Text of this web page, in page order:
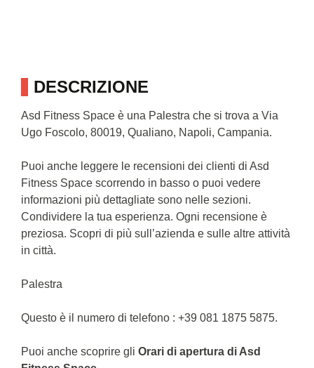
DESCRIZIONE
Asd Fitness Space è una Palestra che si trova a Via
Ugo Foscolo, 80019, Qualiano, Napoli, Campania.
Puoi anche leggere le recensioni dei clienti di Asd
Fitness Space scorrendo in basso o puoi vedere
informazioni più dettagliate sono nelle sezioni.
Condividere la tua esperienza. Ogni recensione è
preziosa. Scopri di più sull’azienda e sulle altre attività
in città.
Palestra
Questo è il numero di telefono : +39 081 1875 5875.
Puoi anche scoprire gli Orari di apertura di Asd